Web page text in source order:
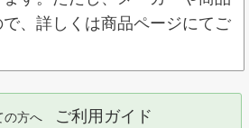
、詳しくは商品ページにてご
の方へ ご利用ガイド